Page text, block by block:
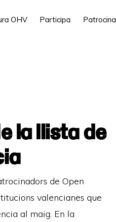
OHV Participa Patrocina
la llista de
de Open
valencianes que
al maig. En la